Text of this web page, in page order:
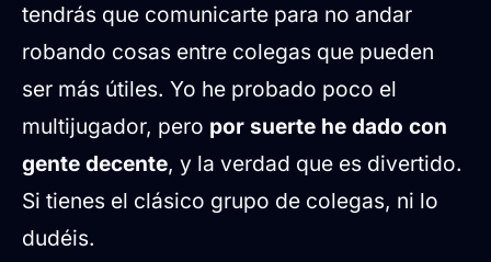
tendrás que comunicarte para no andar
robando cosas entre colegas que pueden
ser más útiles. Yo he probado poco el
multijugador, pero por suerte he dado con
gente decente, y la verdad que es divertido.
Si tienes el clásico grupo de colegas, ni lo
dudéis.